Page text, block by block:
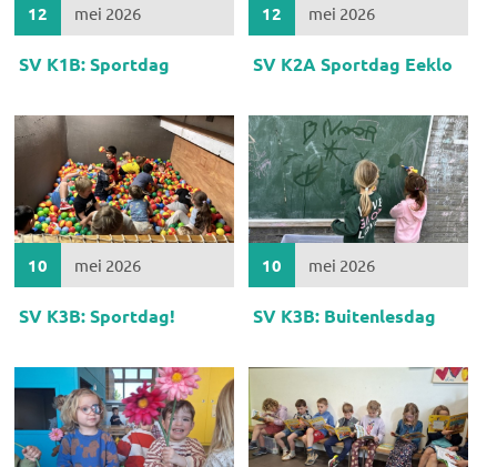
12 mei 2026
SV K1B: Sportdag
12 mei 2026
SV K2A Sportdag Eeklo
10 mei 2026
SV K3B: Sportdag!
10 mei 2026
SV K3B: Buitenlesdag